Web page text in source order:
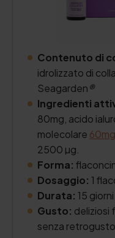
Contenuto di
idrolizzato di
Seagarden®
Ingredienti
80mg, acido
molecolare 60mg
2500 µg.
Forma:
Dosaggio: 1
Durata: 15 giorni
Gusto: deliziosi
senza